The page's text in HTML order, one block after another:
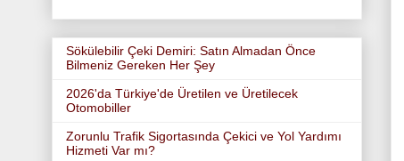
Sökülebilir Çeki Demiri: Satın Almadan Önce
Bilmeniz Gereken Her Şey
2026'da Türkiye'de Üretilen ve Üretilecek
Otomobiller
Zorunlu Trafik Sigortasında Çekici ve Yol Yardımı
Hizmeti Var mı?